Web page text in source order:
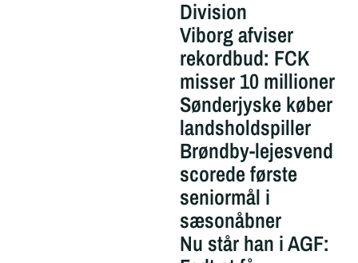
Division
Viborg afviser
rekordbud: FCK
misser 10 millioner
Sønderjyske køber
landsholdspiller
Brøndby-lejesvend
scorede første
seniormål i
sæsonåbner
Nu står han i AGF: